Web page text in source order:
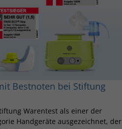
Bestnoten bei Stiftung
Warentest als einer der
Handgeräte ausgezeichnet, der